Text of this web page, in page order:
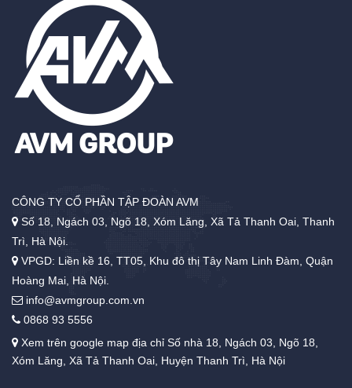
CÔNG TY CỔ PHẦN TẬP ĐOÀN AVM
Số 18, Ngách 03, Ngõ 18, Xóm Lăng, Xã Tả Thanh Oai, Thanh
Trì, Hà Nội.
VPGD: Liền kề 16, TT05, Khu đô thị Tây Nam Linh Đàm, Quận
Hoàng Mai, Hà Nội.
info@avmgroup.com.vn
0868 93 5556
Xem trên google map địa chỉ Số nhà 18, Ngách 03, Ngõ 18,
Xóm Lăng, Xã Tả Thanh Oai, Huyện Thanh Trì, Hà Nội